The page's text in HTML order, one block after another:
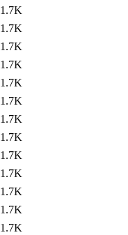
1.7K
1.7K
1.7K
1.7K
1.7K
1.7K
1.7K
1.7K
1.7K
1.7K
1.7K
1.7K
1.7K